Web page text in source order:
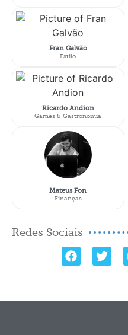
Fran Galvão
Estilo
Ricardo Andion
Games & Gastronomia
Mateus Fon
Finanças
Redes Sociais